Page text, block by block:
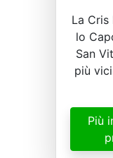
La
lo
San
più
Più